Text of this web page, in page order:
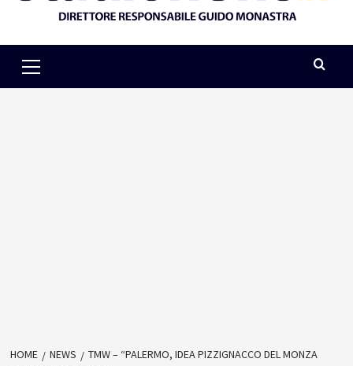
Menu
HOME NEWS
TMW – “PALERMO, IDEA PIZZIGNACCO DEL MONZA